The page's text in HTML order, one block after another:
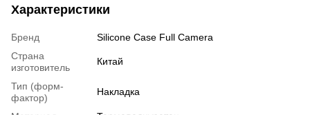
Характеристики
Бренд
Silicone Case Full Camera
Страна
изготовитель
Китай
Тип (форм-
фактор)
Накладка